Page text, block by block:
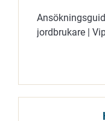
jordbrukare |